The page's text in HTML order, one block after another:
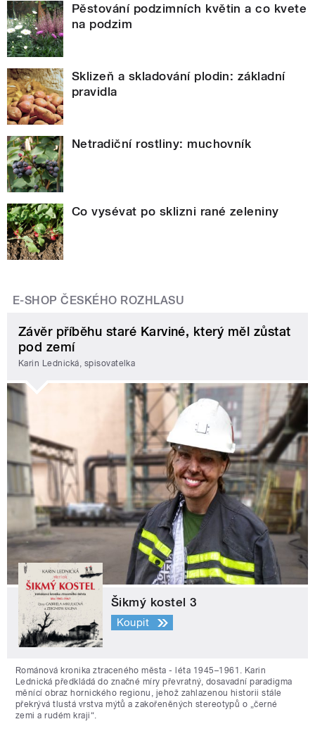
Pěstování podzimních květin a co kvete
na podzim
Sklizeň a skladování plodin: základní
pravidla
Netradiční rostliny: muchovník
Co vysévat po sklizni rané zeleniny
E-SHOP ČESKÉHO ROZHLASU
Závěr příběhu staré Karviné, který měl zůstat
pod zemí
Karin Lednická, spisovatelka
Šikmý kostel 3
Koupit
Románová kronika ztraceného města - léta 1945–1961. Karin
Lednická předkládá do značné míry převratný, dosavadní paradigma
měnící obraz hornického regionu, jehož zahlazenou historii stále
překrývá tlustá vrstva mýtů a zakořeněných stereotypů o „černé
zemi a rudém kraji“.